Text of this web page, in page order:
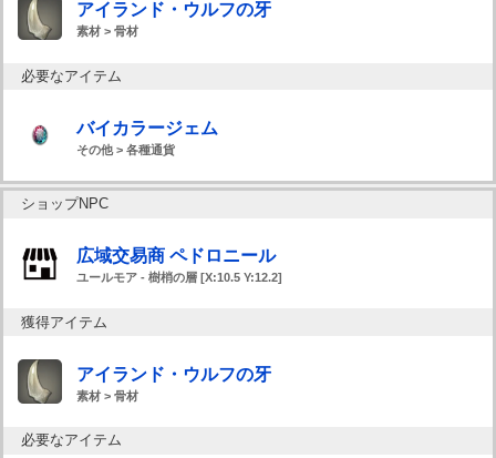
アイランド・ウルフの牙
素材 > 骨材
必要なアイテム
バイカラージェム
その他 > 各種通貨
ショップNPC
広域交易商 ペドロニール
ユールモア - 樹梢の層 [X:10.5 Y:12.2]
獲得アイテム
アイランド・ウルフの牙
素材 > 骨材
必要なアイテム